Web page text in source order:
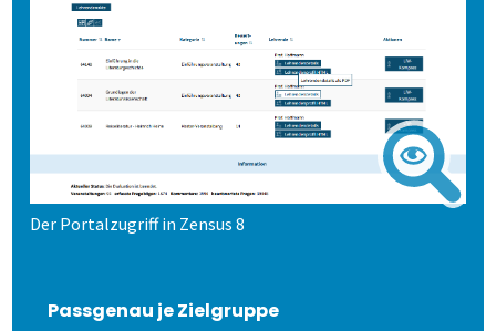
Mehr aus Daten herausholen
Datensparsamkeit
Wie finden wir die Antworten?
Verschiedene Fragetypen
Wie spart es Zeit?
Der Portalzugriff in Zensus 8
Passgenau je Zielgruppe